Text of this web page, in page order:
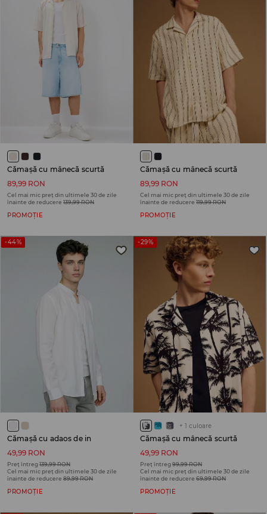
Cămașă cu mânecă scurtă
89,99 RON
Cel mai mic preț din ultimele 30 de zile
înainte de reducere 139,99 RON
PROMOȚIE
Cămașă cu mânecă scurtă
89,99 RON
Cel mai mic preț din ultimele 30 de zile
înainte de reducere 119,99 RON
PROMOȚIE
-44%
Cămașă cu adaos de in
49,99 RON
Preț întreg139,99 RON
Cel mai mic preț din ultimele 30 de zile
înainte de reducere 89,99 RON
PROMOȚIE
-29%
+ 1 culoare
Cămașă cu mânecă scurtă
49,99 RON
Preț întreg99,99 RON
Cel mai mic preț din ultimele 30 de zile
înainte de reducere 69,99 RON
PROMOȚIE